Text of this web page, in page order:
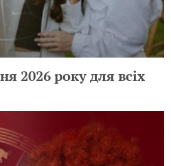
2026 року для всіх